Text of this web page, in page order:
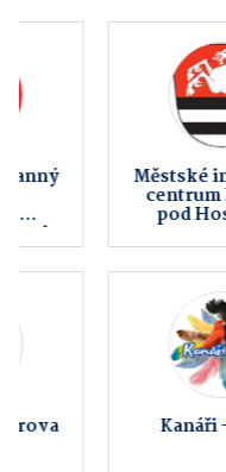
Policie České
republiky – KŘP
Olomouckého
Obec Prosenice